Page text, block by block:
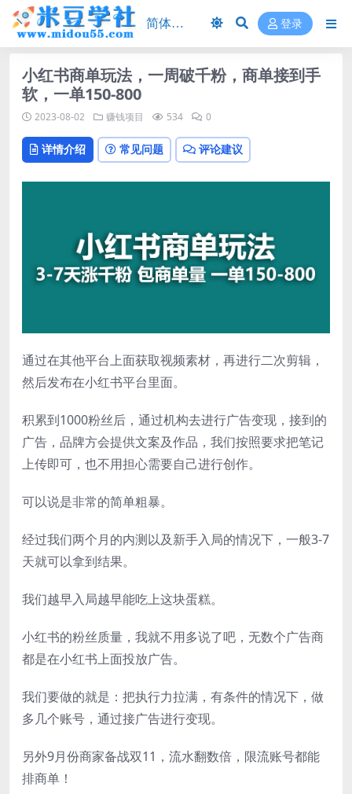
登录
小红书商单玩法，一周破千粉，商单接到手
软，一单150-800
2023-08-02 赚钱项目 534 0
详情介绍 常见问题 评论建议
通过在其他平台上面获取视频素材，再进行二次剪辑，
然后发布在小红书平台里面。
积累到1000粉丝后，通过机构去进行广告变现，接到的
广告，品牌方会提供文案及作品，我们按照要求把笔记
上传即可，也不用担心需要自己进行创作。
可以说是非常的简单粗暴。
经过我们两个月的内测以及新手入局的情况下，一般3-7
天就可以拿到结果。
我们越早入局越早能吃上这块蛋糕。
小红书的粉丝质量，我就不用多说了吧，无数个广告商
都是在小红书上面投放广告。
我们要做的就是：把执行力拉满，有条件的情况下，做
多几个账号，通过接广告进行变现。
另外9月份商家备战双11，流水翻数倍，限流账号都能
排商单！